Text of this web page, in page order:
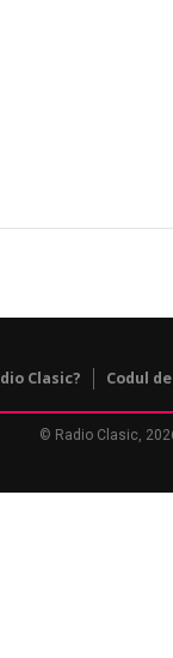
Clasic? Codul
© Radio Clasic,